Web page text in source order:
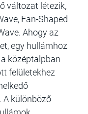
változat létezik,
Fan-Shaped
Ahogy az
egy hullámhoz
középtalpban
felületekhez
A különböző